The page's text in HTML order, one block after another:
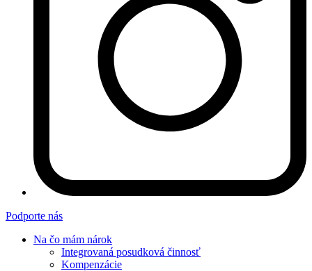
Podporte nás
Na čo mám nárok
Integrovaná posudková činnosť
Kompenzácie